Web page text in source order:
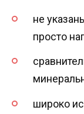
не
просто
широко